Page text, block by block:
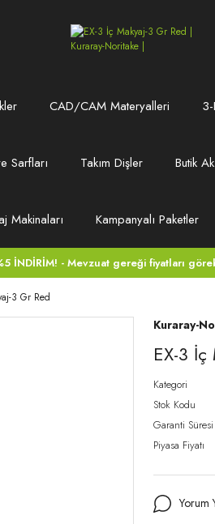
CAD/CAM Materyalleri
Sarfları Takım Dişler Butik
Makinaları Kampanyalı Paketler
İNDİRİM! - Mevzuat gereği fiyatları
3 Gr Red
Kuraray-
EX-3
Kategori
Stok Kodu
Garanti Süresi
Piyasa Fiyatı
Yorum